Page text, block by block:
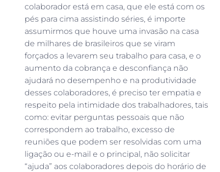
colaborador está em casa, que ele está com os
pés para cima assistindo séries, é importe
assumirmos que houve uma invasão na casa
de milhares de brasileiros que se viram
forçados a levarem seu trabalho para casa, e o
aumento da cobrança e desconfiança não
ajudará no desempenho e na produtividade
desses colaboradores, é preciso ter empatia e
respeito pela intimidade dos trabalhadores, tais
como: evitar perguntas pessoais que não
correspondem ao trabalho, excesso de
reuniões que podem ser resolvidas com uma
ligação ou e-mail e o principal, não solicitar
“ajuda” aos colaboradores depois do horário de